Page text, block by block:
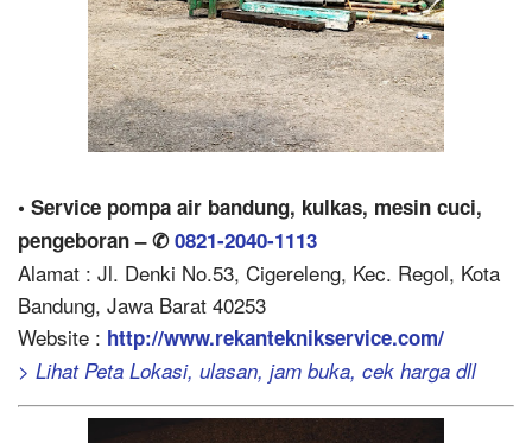
• Service pompa air bandung, kulkas, mesin cuci,
pengeboran – ✆0821-2040-1113
Alamat : Jl. Denki No.53, Cigereleng, Kec. Regol, Kota
Bandung, Jawa Barat 40253
Website : http://www.rekanteknikservice.com/
> Lihat Peta Lokasi, ulasan, jam buka, cek harga dll